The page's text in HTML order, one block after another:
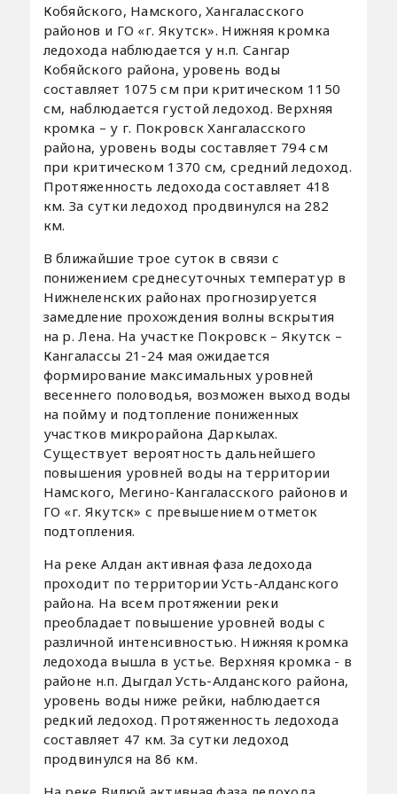
Кобяйского, Намского, Хангаласского
районов и ГО «г. Якутск». Нижняя кромка
ледохода наблюдается у н.п. Сангар
Кобяйского района, уровень воды
составляет 1075 см при критическом 1150
см, наблюдается густой ледоход. Верхняя
кромка – у г. Покровск Хангаласского
района, уровень воды составляет 794 см
при критическом 1370 см, средний ледоход.
Протяженность ледохода составляет 418
км. За сутки ледоход продвинулся на 282
км.
В ближайшие трое суток в связи с
понижением среднесуточных температур в
Нижнеленских районах прогнозируется
замедление прохождения волны вскрытия
на р. Лена. На участке Покровск – Якутск –
Кангалассы 21-24 мая ожидается
формирование максимальных уровней
весеннего половодья, возможен выход воды
на пойму и подтопление пониженных
участков микрорайона Даркылах.
Существует вероятность дальнейшего
повышения уровней воды на территории
Намского, Мегино-Кангаласского районов и
ГО «г. Якутск» с превышением отметок
подтопления.
На реке Алдан активная фаза ледохода
проходит по территории Усть-Алданского
района. На всем протяжении реки
преобладает повышение уровней воды с
различной интенсивностью. Нижняя кромка
ледохода вышла в устье. Верхняя кромка - в
районе н.п. Дыгдал Усть-Алданского района,
уровень воды ниже рейки, наблюдается
редкий ледоход. Протяженность ледохода
составляет 47 км. За сутки ледоход
продвинулся на 86 км.